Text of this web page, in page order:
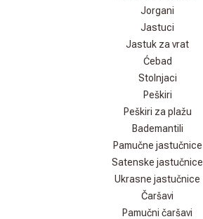
Jorgani
Jastuci
Jastuk za vrat
Ćebad
Stolnjaci
Peškiri
Peškiri za plažu
Bademantili
Pamučne jastučnice
Satenske jastučnice
Ukrasne jastučnice
Čaršavi
Pamučni čaršavi